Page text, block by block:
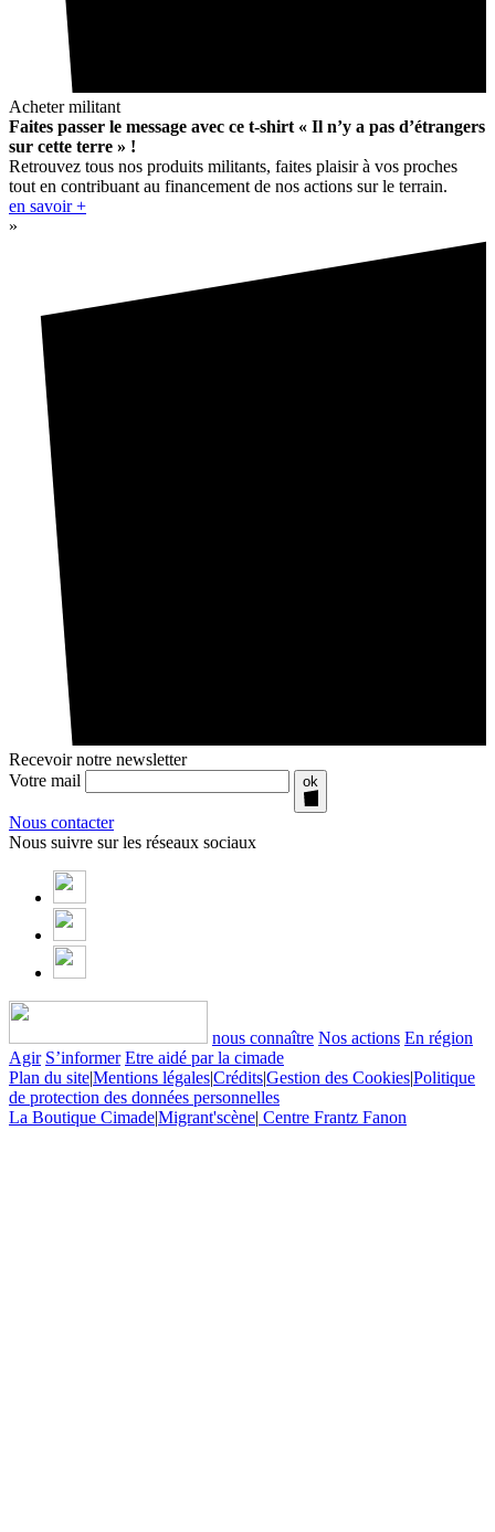
Acheter militant
Faites passer le message avec ce t-shirt « Il n’y a pas d’étrangers
sur cette terre » !
Retrouvez tous nos produits militants, faites plaisir à vos proches
tout en contribuant au financement de nos actions sur le terrain.
en savoir +
»
Recevoir notre newsletter
Votre mail
ok
Nous contacter
Nous suivre sur les réseaux sociaux
nous connaître Nos actions En région
Agir S’informer Etre aidé par la cimade
Plan du site|Mentions légales|Crédits|Gestion des Cookies|Politique
de protection des données personnelles
La Boutique Cimade|Migrant'scène| Centre Frantz Fanon